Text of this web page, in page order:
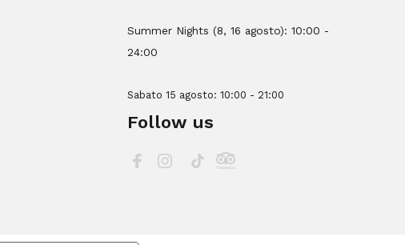
Summer Nights (8, 16 agosto): 10:00 -
24:00
Sabato 15 agosto: 10:00 - 21:00
Follow us